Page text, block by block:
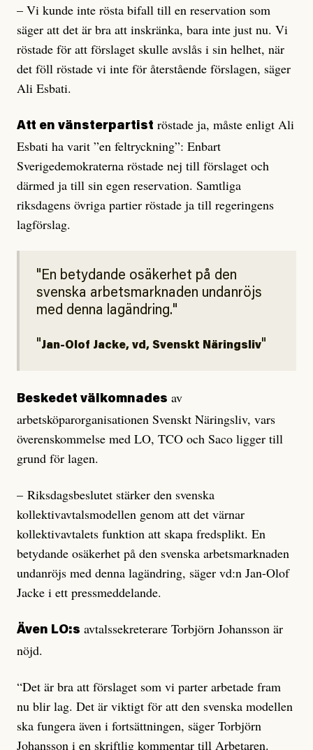
– Vi kunde inte rösta bifall till en reservation som
säger att det är bra att inskränka, bara inte just nu. Vi
röstade för att förslaget skulle avslås i sin helhet, när
det föll röstade vi inte för återstående förslagen, säger
Ali Esbati.
Att en vänsterpartist röstade ja, måste enligt Ali
Esbati ha varit ”en feltryckning”: Enbart
Sverigedemokraterna röstade nej till förslaget och
därmed ja till sin egen reservation. Samtliga
riksdagens övriga partier röstade ja till regeringens
lagförslag.
En betydande osäkerhet på den
svenska arbetsmarknaden undanröjs
med denna lagändring.
Jan-Olof Jacke, vd, Svenskt Näringsliv
Beskedet välkomnades av
arbetsköparorganisationen Svenskt Näringsliv, vars
överenskommelse med LO, TCO och Saco ligger till
grund för lagen.
– Riksdagsbeslutet stärker den svenska
kollektivavtalsmodellen genom att det värnar
kollektivavtalets funktion att skapa fredsplikt. En
betydande osäkerhet på den svenska arbetsmarknaden
undanröjs med denna lagändring, säger vd:n Jan-Olof
Jacke i ett pressmeddelande.
Även LO:s avtalssekreterare Torbjörn Johansson är
nöjd.
“Det är bra att förslaget som vi parter arbetade fram
nu blir lag. Det är viktigt för att den svenska modellen
ska fungera även i fortsättningen, säger Torbjörn
Johansson i en skriftlig kommentar till Arbetaren.